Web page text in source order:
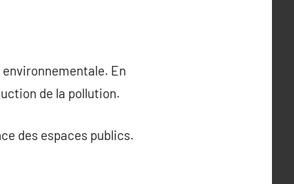
En
de la pollution.
des espaces publics.